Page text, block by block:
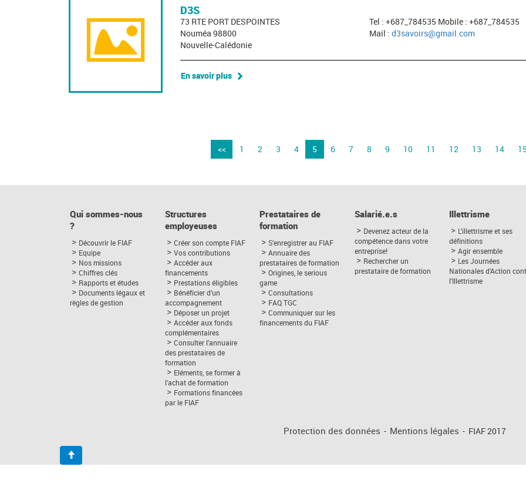
D3S
73 RTE PORT DESPOINTES
Nouméa 98800
Nouvelle-Calédonie
Tel : +687_784535 Mobile : +687_784535
Mail : d3savoirs@gmail.com
En savoir plus
<< 1 2 3 4 5 6 7 8 9 10 11 12 13 14 15
Qui sommes-nous
?
Découvrir le FIAF
Equipe
Nos missions
Chiffres clés
Rapports et études
Documents légaux et
règles de gestion
Structures
employeuses
Créer son compte FIAF
Vos contributions
Accéder aux
financements
Prestations éligibles
Bénéficier d’un
accompagnement
Déposer un projet
Accéder aux fonds
complémentaires
Consulter l’annuaire
des prestataires de
formation
Eléments, se former à
l’achat de formation
Formations financées
par le FIAF
Prestataires de
formation
S'enregistrer au FIAF
Annuaire des
prestataires de formation
Origines, le serious
game
Consultations
FAQ TGC
Communiquer sur les
financements du FIAF
Salarié.e.s
Devenez acteur de la
compétence dans votre
entreprise!
Rechercher un
prestataire de formation
Illettrisme
L’illettrisme et ses
définitions
Agir ensemble
Les Journées
Nationales d’Action
l’Illettrisme
Protection des données - Mentions légales - FIAF 2017